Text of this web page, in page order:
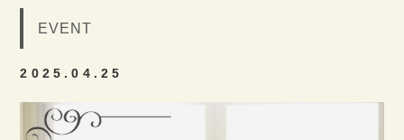
EVENT
2025.04.25
WEDDING PLAN